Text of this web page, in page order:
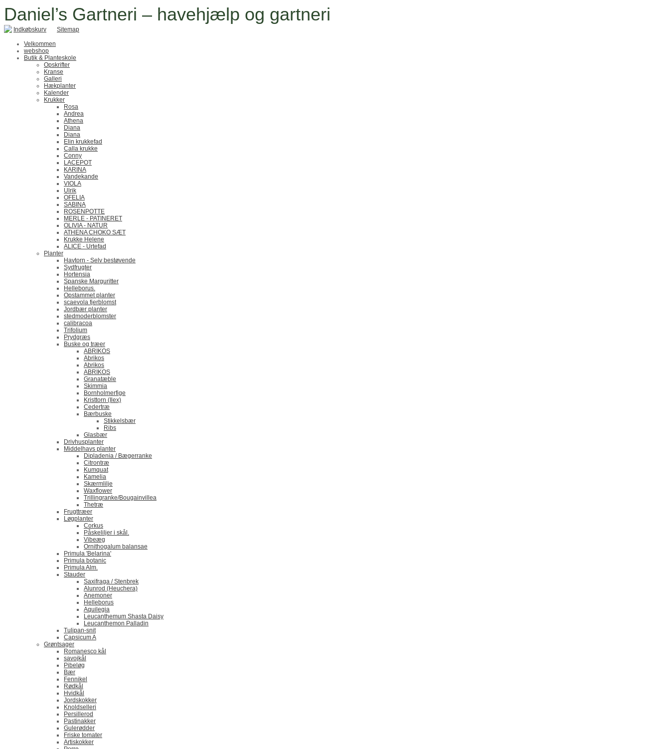
Daniel’s Gartneri – havehjælp og gartneri
Indkøbskurv Sitemap
Velkommen
webshop
Butik & Planteskole
Opskrifter
Kranse
Galleri
Hækplanter
Kalender
Krukker
Rosa
Andrea
Athena
Diana
Diana
Elin krukkefad
Calla krukke
Conny
LACEPOT
KARINA
Vandekande
VIOLA
Ulrik
OFELIA
SABINA
ROSENPOTTE
MERLE - PATINERET
OLIVIA - NATUR
ATHENA CHOKO SÆT
Krukke Helene
ALICE - Urtefad
Planter
Havtorn - Selv bestøvende
Sydfrugter
Hortensia
Spanske Marguritter
Helleborus.
Opstammet planter
scaevola fjerblomst
Jordbær planter
stedmoderblomster
calibracoa
Trifolium
Prydgræs
Buske og træer
ABRIKOS
Abrikos
Abrikos
ABRIKOS
Granatæble
Skimmia
Bornholmerfige
Kristtorn (Ilex)
Cedertræ
Bærbuske
Stikkelsbær
Ribs
Glasbær
Drivhusplanter
Middelhavs planter
Dipladenia / Bægerranke
​Citrontræ
Kumquat
​Kamelia
Skærmlilje
Waxflower
​Trillingranke/Bougainvillea
Thetræ
Frugttræer
Løgplanter
Corkus
Påskeliljer i skål.
Vibeæg
Ornithogalum balansae
Primula 'Belarina'
Primula botanic
Primula Alm.
Stauder
Saxifraga / Stenbrek
Alunrod (Heuchera)
Anemoner
Helleborus
Aquilegia
Leucanthemum Shasta Daisy
Leucanthemon Palladin
Tulipan-snit
Capsicum A
Grøntsager
Romanesco kål
savojkål
Pibeløg
Bær
Fennikel
Rødkål
Hvidkål
Jordskokker
Knoldselleri
Persillerod
Pastinakker
Gulerødder
Friske tomater
Artiskokker